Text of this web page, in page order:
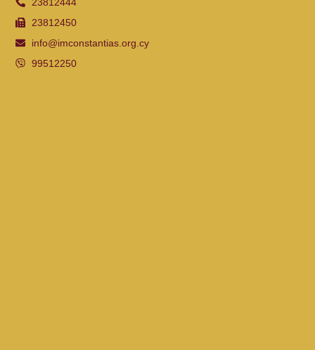
23812450
info@imconstantias.org.cy
99512250